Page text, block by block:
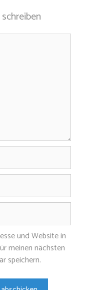
und Website in
meinen nächsten
speichern.